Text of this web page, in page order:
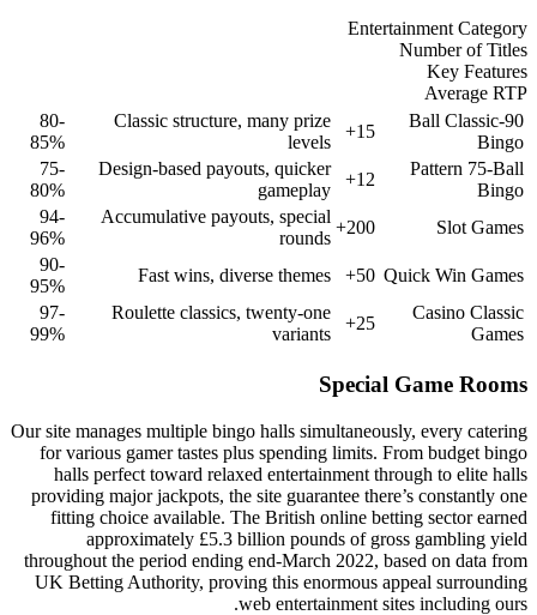
Classic structure, many
80-
85%
Design-based payouts,
75-
80%
Accumulative payouts,
94-
96%
Fast wins, diverse
90-
95%
Roulette classics,
97-
99%
Our site manages multiple bingo
for various gamer tastes plus
halls perfect toward relaxed
providing major jackpots, the site
fitting choice available. The
approximately £5.3 billion
throughout the period ending end-
UK Betting Authority, proving
web